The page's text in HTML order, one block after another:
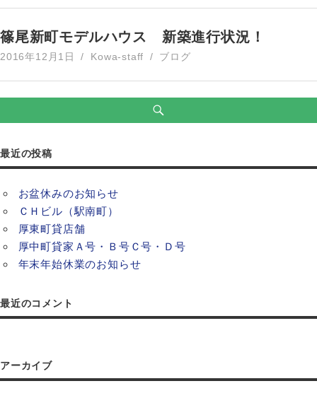
篠尾新町モデルハウス 新築進行状況！
2016年12月1日 Kowa-staff ブログ
最近の投稿
お盆休みのお知らせ
ＣＨビル（駅南町）
厚東町貸店舗
厚中町貸家Ａ号・Ｂ号Ｃ号・Ｄ号
年末年始休業のお知らせ
最近のコメント
アーカイブ